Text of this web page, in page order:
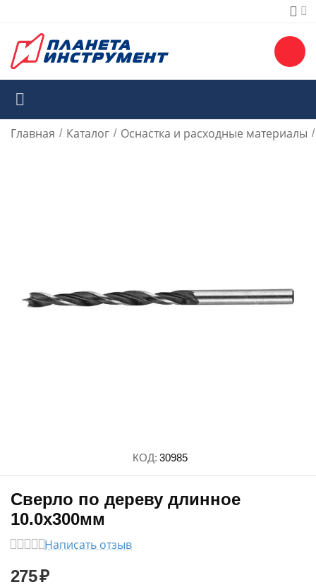
Главная / Каталог / Оснастка и расходные материалы /
КОД: 30985
Сверло по дереву длинное
10.0х300мм
Написать отзыв
275₽